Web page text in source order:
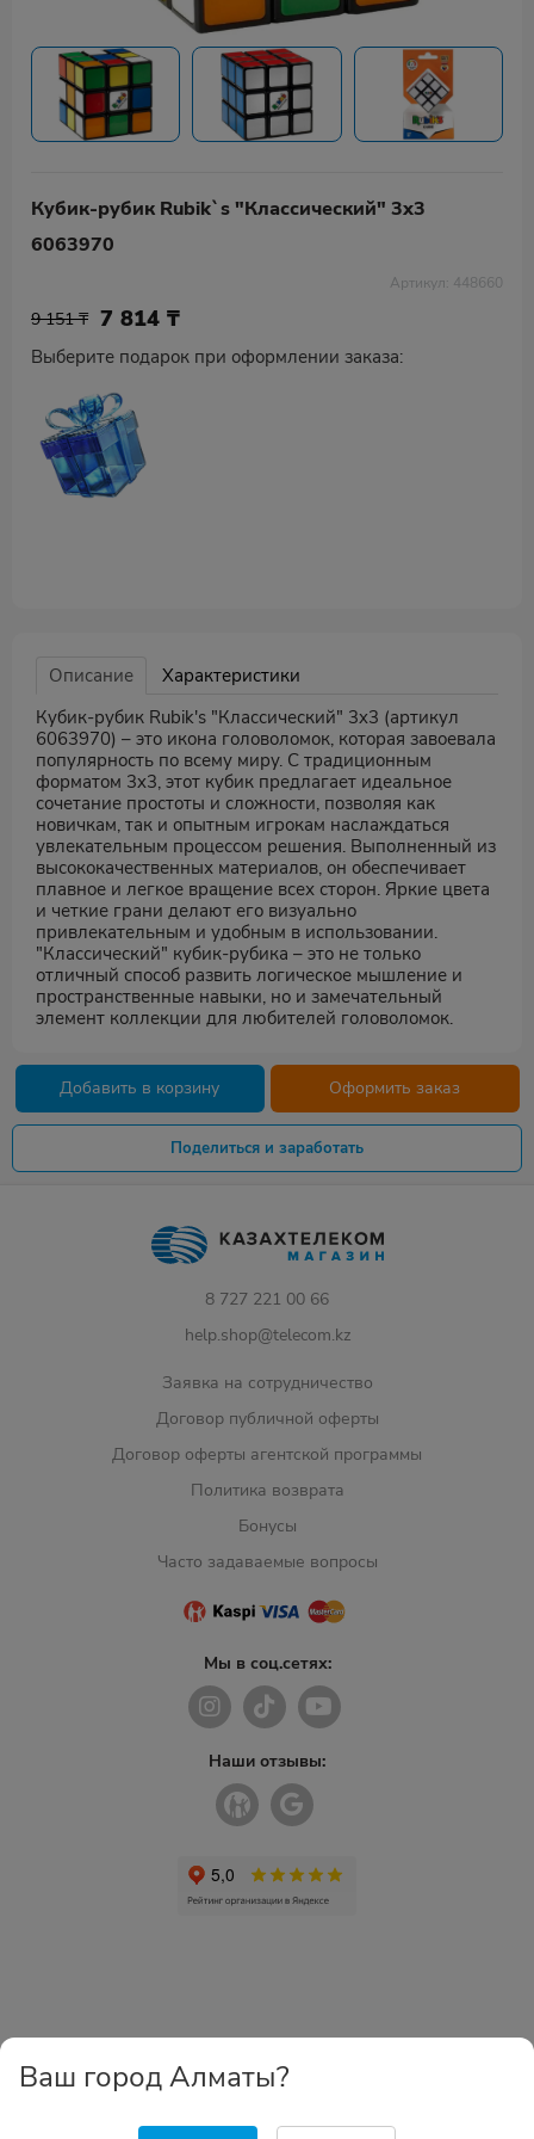
Кубик-рубик Rubik`s "Классический" 3x3
6063970
Артикул: 448660
9 151 ₸ 7 814₸
Выберите подарок при оформлении заказа:
Описание
Характеристики
Кубик-рубик Rubik's "Классический" 3x3 (артикул
6063970) – это икона головоломок, которая завоевала
популярность по всему миру. С традиционным
форматом 3x3, этот кубик предлагает идеальное
сочетание простоты и сложности, позволяя как
новичкам, так и опытным игрокам наслаждаться
увлекательным процессом решения. Выполненный из
высококачественных материалов, он обеспечивает
плавное и легкое вращение всех сторон. Яркие цвета
и четкие грани делают его визуально
привлекательным и удобным в использовании.
"Классический" кубик-рубика – это не только
отличный способ развить логическое мышление и
пространственные навыки, но и замечательный
элемент коллекции для любителей головоломок.
Добавить в корзину Оформить заказ
Поделиться и заработать
8 727 221 00 66
help.shop@telecom.kz
Заявка на сотрудничество
Договор публичной оферты
Договор оферты агентской программы
Политика возврата
Бонусы
Часто задаваемые вопросы
Мы в соц.сетях:
Наши отзывы:
Ваш город Алматы?